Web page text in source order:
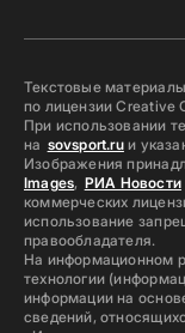
Текстовые
по лицензии Creative
При использовании
на sovsport.ruи
Изображения
Images, РИА Новости
коммерческих
использование
правообладателя.
На информационном
технологии
информации на
сведений,